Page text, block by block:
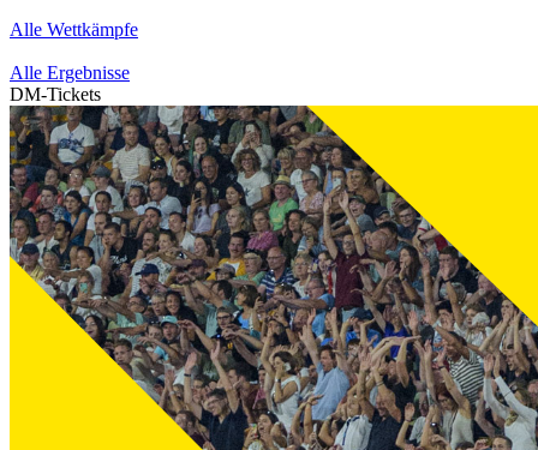
Alle Wettkämpfe
Alle Ergebnisse
DM-Tickets